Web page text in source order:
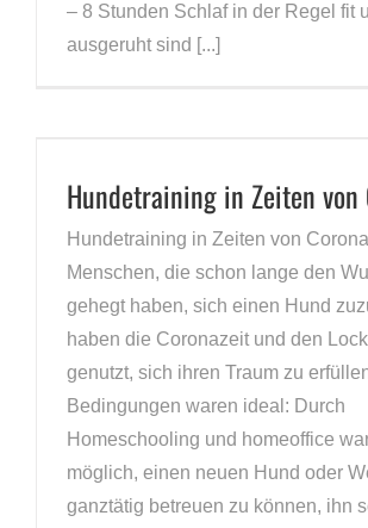
– 8 Stunden Schlaf in der Regel fit
ausgeruht sind [...]
Hundetraining in Zeiten von
Hundetraining in Zeiten von
Menschen, die schon lange den
gehegt haben, sich einen Hund
haben die Coronazeit und den
genutzt, sich ihren Traum zu
Bedingungen waren ideal: Durch
Homeschooling und homeoffice
möglich, einen neuen Hund oder
ganztätig betreuen zu können, ihn